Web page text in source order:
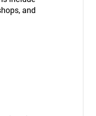
and